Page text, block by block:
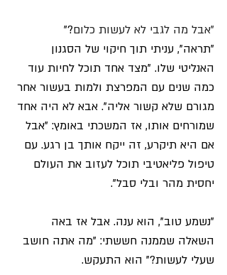
"אבל מה לגבי לא לעשות כלום?"
"תראה", עניתי תוך חיקוי של הסגנון
האנליטי שלו. "מצד אחד תוכל לחיות עוד
כמה שנים עם המפרצת ולמות בעשור אחר
מגורם שלא קשור אליה". אבא לא היה אחד
שמורחים אותו, אז המשכתי באומץ: "אבל
אם היא תיקרע, זה ייקח אותך בן רגע. עם
טיפול פליאטיבי תוכל לעזוב את העולם
יחסית מהר ובלי סבל".
"נשמע טוב", הוא ענה. אבל אז באה
השאלה שממנה חששתי: "מה אתה חושב
שעלי לעשות?" הוא התעקש.